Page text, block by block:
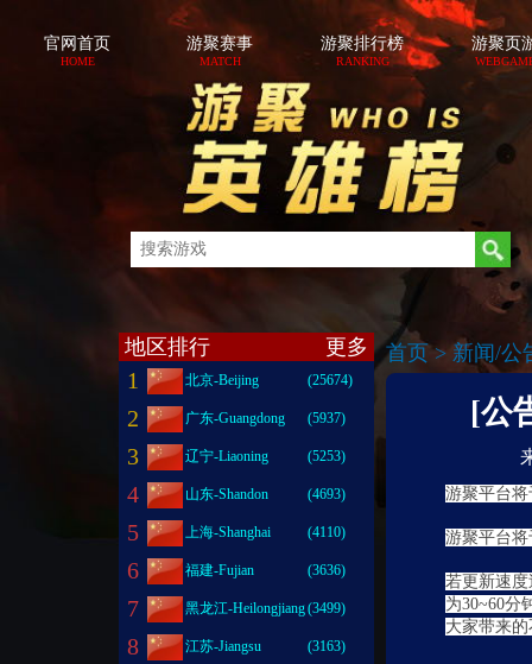
官网首页
HOME
游聚赛事
MATCH
游聚排行榜
RANKING
游聚页
地区排行 更多
1 北京-Beijing (25674)
2 广东-Guangdong (5937)
3 辽宁-Liaoning (5253)
4 山东-Shandon (4693)
5 上海-Shanghai (4110)
6 福建-Fujian (3636)
7 黑龙江-Heilongjiang(3499)
8 江苏-Jiangsu (3163)
首页 > 新闻/公
[公
游聚平台将
游聚平台将
若更新速
为30~60分
大家带来